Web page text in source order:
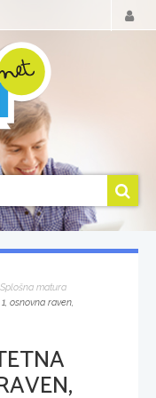
Splošna matura
osnovna raven,